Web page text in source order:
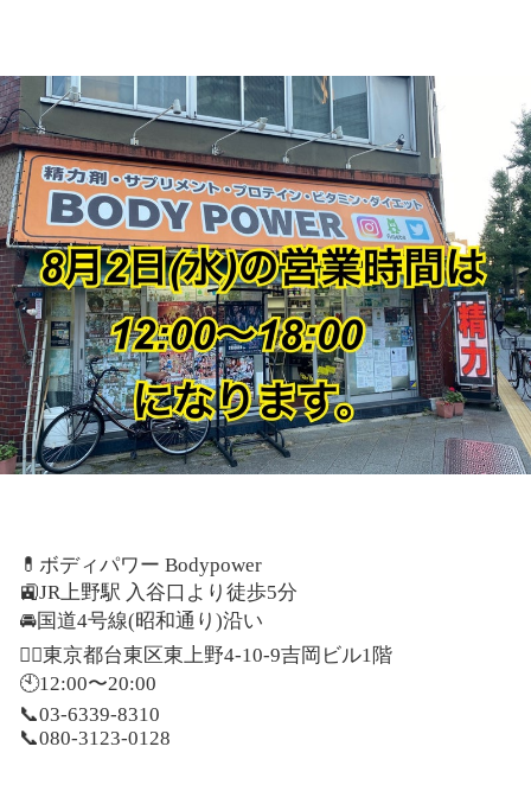
💊 ボディパワー Bodypower
🚉JR上野駅 入谷口より徒歩5分
🚘国道4号線(昭和通り )沿い
🚶‍♂️東京都台東区東上野4-10-9吉岡ビル1階
🕙12:00〜20:00
📞03-6339-8310
📞080-3123-0128